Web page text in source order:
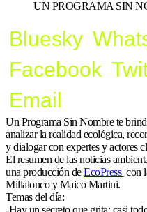
UN PROGRAMA SIN
Bluesky
Facebook
Email
Un Programa Sin Nombre te
analizar la realidad ecológica,
y dialogar con expertes y actores
El resumen de las noticias
una producción deEcoPress con
Millalonco y Maico Martini.
Temas del día: